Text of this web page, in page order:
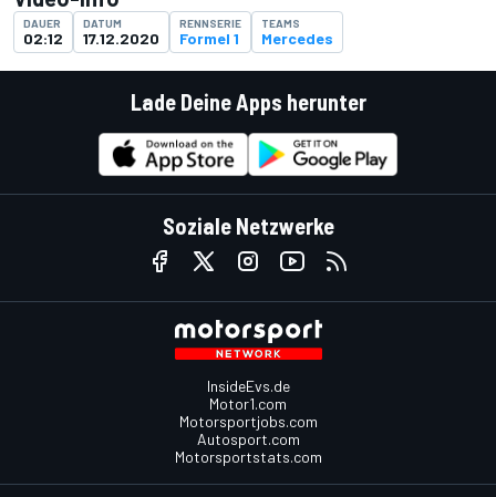
DAUER
02:12
DATUM
17.12.2020
RENNSERIE
Formel 1
TEAMS
Mercedes
Lade Deine Apps herunter
Soziale Netzwerke
InsideEvs.de
Motor1.com
Motorsportjobs.com
Autosport.com
Motorsportstats.com